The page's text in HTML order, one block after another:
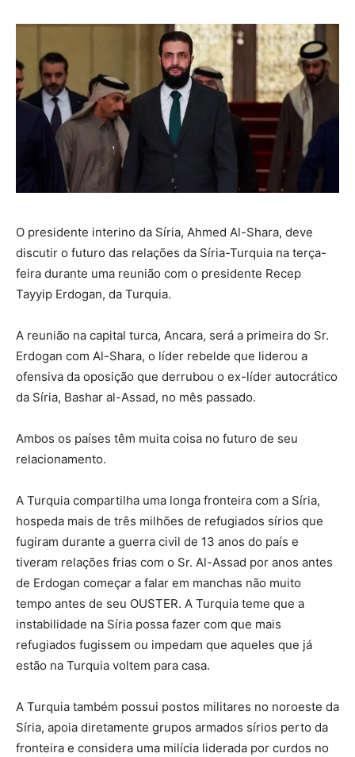
O presidente interino da Síria, Ahmed Al-Shara, deve
discutir o futuro das relações da Síria-Turquia na terça-
feira durante uma reunião com o presidente Recep
Tayyip Erdogan, da Turquia.
A reunião na capital turca, Ancara, será a primeira do Sr.
Erdogan com Al-Shara, o líder rebelde que liderou a
ofensiva da oposição que derrubou o ex-líder autocrático
da Síria, Bashar al-Assad, no mês passado.
Ambos os países têm muita coisa no futuro de seu
relacionamento.
A Turquia compartilha uma longa fronteira com a Síria,
hospeda mais de três milhões de refugiados sírios que
fugiram durante a guerra civil de 13 anos do país e
tiveram relações frias com o Sr. Al-Assad por anos antes
de Erdogan começar a falar em manchas não muito
tempo antes de seu OUSTER. A Turquia teme que a
instabilidade na Síria possa fazer com que mais
refugiados fugissem ou impedam que aqueles que já
estão na Turquia voltem para casa.
A Turquia também possui postos militares no noroeste da
Síria, apoia diretamente grupos armados sírios perto da
fronteira e considera uma milícia liderada por curdos no